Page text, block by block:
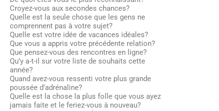
Croyez-vous aux secondes chances?
Quelle est la seule chose que les gens ne
comprennent pas à votre sujet?
Quelle est votre idée de vacances idéales?
Que vous a appris votre précédente relation?
Que pensez-vous des rencontres en ligne?
Qu’y a-t-il sur votre liste de souhaits cette
année?
Quand avez-vous ressenti votre plus grande
poussée d’adrénaline?
Quelle est la chose la plus folle que vous ayez
jamais faite et le feriez-vous à nouveau?